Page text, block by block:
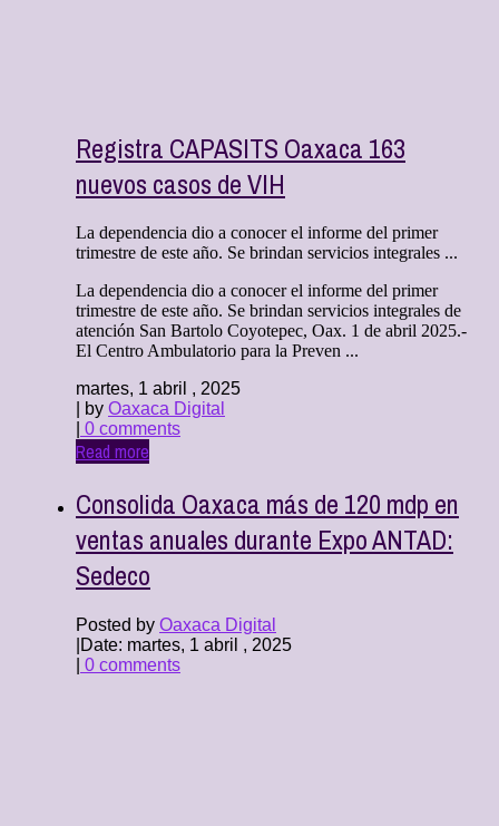
Registra CAPASITS Oaxaca 163
nuevos casos de VIH
La dependencia dio a conocer el informe del primer
trimestre de este año. Se brindan servicios integrales ...
La dependencia dio a conocer el informe del primer
trimestre de este año. Se brindan servicios integrales de
atención San Bartolo Coyotepec, Oax. 1 de abril 2025.-
El Centro Ambulatorio para la Preven ...
martes, 1 abril , 2025
| by Oaxaca Digital
0 comments
Read more
Consolida Oaxaca más de 120 mdp en
ventas anuales durante Expo ANTAD:
Sedeco
Posted by Oaxaca Digital
Date: martes, 1 abril , 2025
0 comments